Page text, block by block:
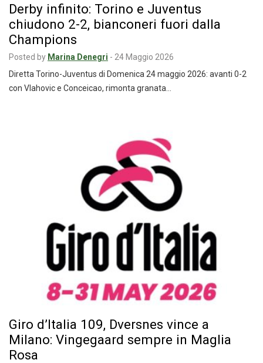
Derby infinito: Torino e Juventus
chiudono 2-2, bianconeri fuori dalla
Champions
Posted by Marina Denegri - 24 Maggio 2026
Diretta Torino-Juventus di Domenica 24 maggio 2026: avanti 0-2
con Vlahovic e Conceicao, rimonta granata…
Giro d’Italia 109, Dversnes vince a
Milano: Vingegaard sempre in Maglia
Rosa